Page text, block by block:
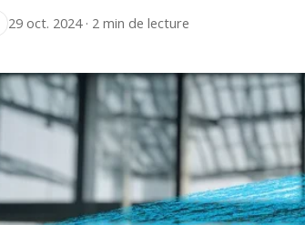
29 oct. 2024 · 2 min de lecture